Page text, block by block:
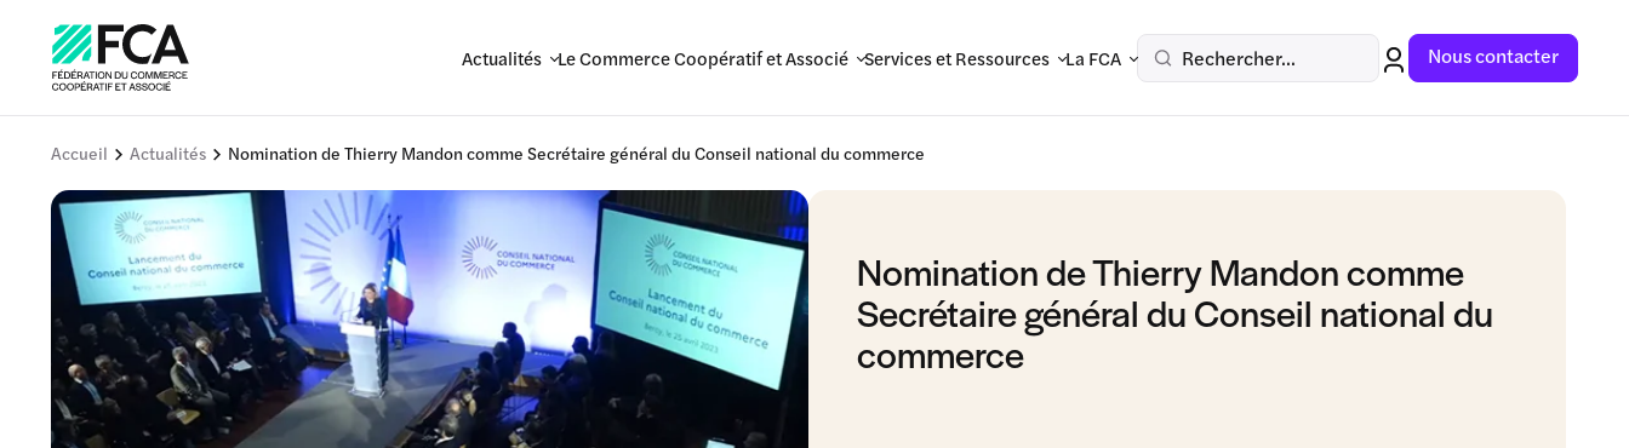
Actualités Le Commerce Coopératif et Associé Services et Ressources La FCA Rechercher... Nous contacter
Accueil Actualités Nomination de Thierry Mandon comme Secrétaire général du Conseil national du commerce
Nomination de Thierry Mandon comme
Secrétaire général du Conseil national du
commerce